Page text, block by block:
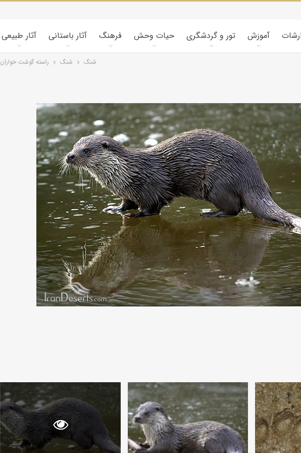
آثار طبیعی آثار باستانی فرهنگ حیات وحش تور و گردشگری آموزش
راسته گوشت خواران شنگ شنگ